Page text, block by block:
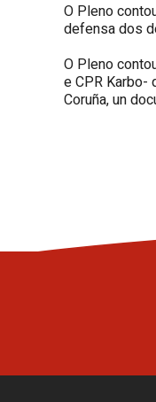
O Pleno
defensa dos
O Pleno
e CPR Karbo-
Coruña, un